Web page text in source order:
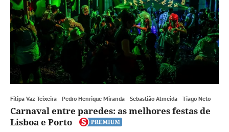
Filipa Vaz Teixeira Pedro Henrique Miranda Sebastião Almeida Tiago Neto
Carnaval entre paredes: as melhores festas de
Lisboa e Porto